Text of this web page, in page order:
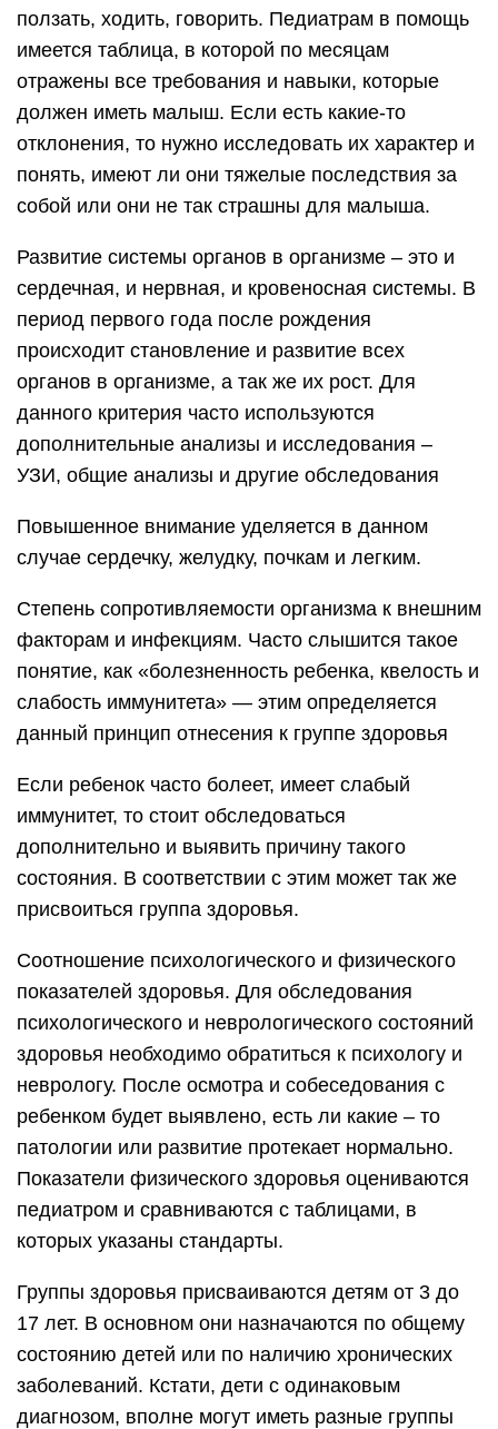
ползать, ходить, говорить. Педиатрам в помощь
имеется таблица, в которой по месяцам
отражены все требования и навыки, которые
должен иметь малыш. Если есть какие-то
отклонения, то нужно исследовать их характер и
понять, имеют ли они тяжелые последствия за
собой или они не так страшны для малыша.
Развитие системы органов в организме – это и
сердечная, и нервная, и кровеносная системы. В
период первого года после рождения
происходит становление и развитие всех
органов в организме, а так же их рост. Для
данного критерия часто используются
дополнительные анализы и исследования –
УЗИ, общие анализы и другие обследования
Повышенное внимание уделяется в данном
случае сердечку, желудку, почкам и легким.
Степень сопротивляемости организма к внешним
факторам и инфекциям. Часто слышится такое
понятие, как «болезненность ребенка, квелость и
слабость иммунитета» — этим определяется
данный принцип отнесения к группе здоровья
Если ребенок часто болеет, имеет слабый
иммунитет, то стоит обследоваться
дополнительно и выявить причину такого
состояния. В соответствии с этим может так же
присвоиться группа здоровья.
Соотношение психологического и физического
показателей здоровья. Для обследования
психологического и неврологического состояний
здоровья необходимо обратиться к психологу и
неврологу. После осмотра и собеседования с
ребенком будет выявлено, есть ли какие – то
патологии или развитие протекает нормально.
Показатели физического здоровья оцениваются
педиатром и сравниваются с таблицами, в
которых указаны стандарты.
Группы здоровья присваиваются детям от 3 до
17 лет. В основном они назначаются по общему
состоянию детей или по наличию хронических
заболеваний. Кстати, дети с одинаковым
диагнозом, вполне могут иметь разные группы